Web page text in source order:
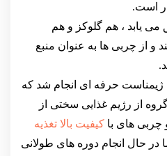
است.
می یابد ، هم گلوکز و هم
و از چربی ها به عنوان منبع
حرفه ای انجام شد که
از رژیم غذایی سختی از
چربی های با کیفیت بالا تغذیه
در حال انجام دوره های طولانی